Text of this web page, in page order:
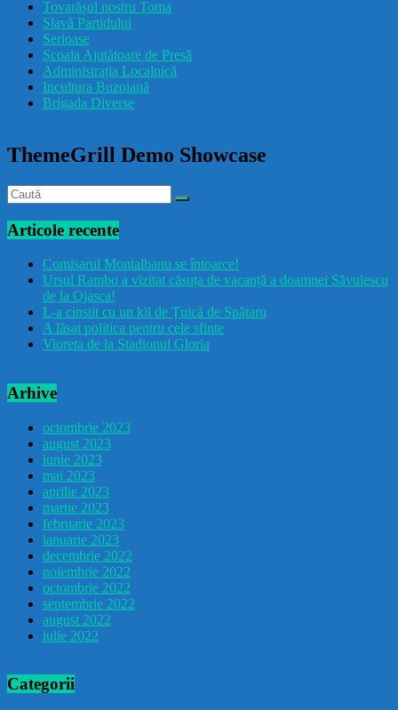
drăcușorulbuzoian
Tovarășul nostru Toma
Slavă Partidului
Serioase
Școala Ajutătoare de Presă
Administrația Localnică
Incultura Buzoiană
Brigada Diverse
ThemeGrill Demo Showcase
Articole recente
Comisarul Montalbanu se întoarce!
Ursul Rambo a vizitat căsuța de vacanță a doamnei Săvulescu
de la Ojasca!
L-a cinstit cu un kil de Țuică de Spătaru
A lăsat politica pentru cele sfinte
Vioreta de la Stadionul Gloria
Arhive
octombrie 2023
august 2023
iunie 2023
mai 2023
aprilie 2023
martie 2023
februarie 2023
ianuarie 2023
decembrie 2022
noiembrie 2022
octombrie 2022
septembrie 2022
august 2022
iulie 2022
Categorii